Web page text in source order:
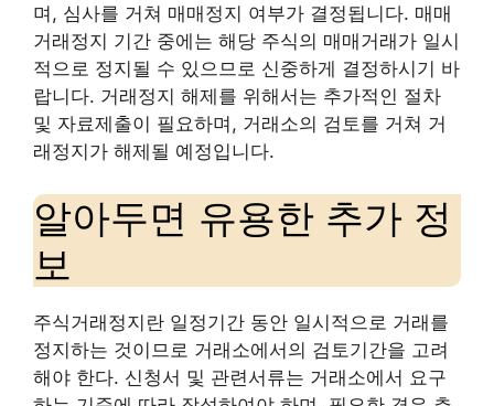
며, 심사를 거쳐 매매정지 여부가 결정됩니다. 매매
거래정지 기간 중에는 해당 주식의 매매거래가 일시
적으로 정지될 수 있으므로 신중하게 결정하시기 바
랍니다. 거래정지 해제를 위해서는 추가적인 절차
및 자료제출이 필요하며, 거래소의 검토를 거쳐 거
래정지가 해제될 예정입니다.
알아두면 유용한 추가 정
보
주식거래정지란 일정기간 동안 일시적으로 거래를
정지하는 것이므로 거래소에서의 검토기간을 고려
해야 한다. 신청서 및 관련서류는 거래소에서 요구